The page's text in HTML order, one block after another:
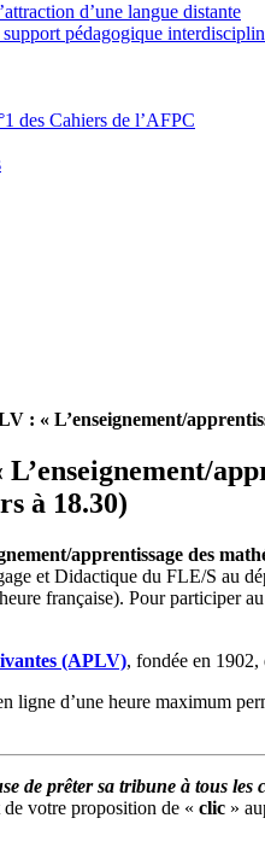
d’une langue distante
pédagogique
des Cahiers de l’AFPC
: « L’enseignement/
à 18.30)
apprentissage des
et Didactique du FLE/S au
française). Pour participer
(APLV), fondée en 1902,
ligne d’une heure maximum
de prêter sa tribune à tous
votre proposition de « clic »